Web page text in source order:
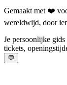
Gemaakt met ❤️
wereldwijd, door
Je persoonlijke
tickets,
💬